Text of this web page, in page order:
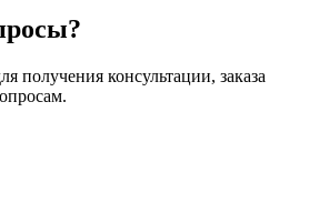
получения консультации, заказа